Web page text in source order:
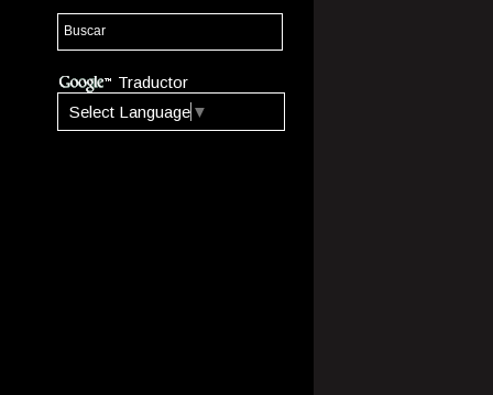
Traductor
Select Language ▼